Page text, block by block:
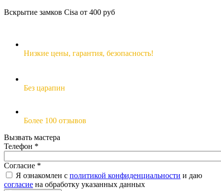
Вскрытие замков Cisa от 400 руб
Низкие цены, гарантия, безопасность!
Без царапин
Более 100 отзывов
Вызвать мастера
Телефон *
Согласие *
Я ознакомлен с политикой конфиденциальности и даю
согласие на обработку указанных данных